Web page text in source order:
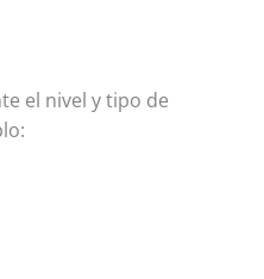
el nivel y tipo de